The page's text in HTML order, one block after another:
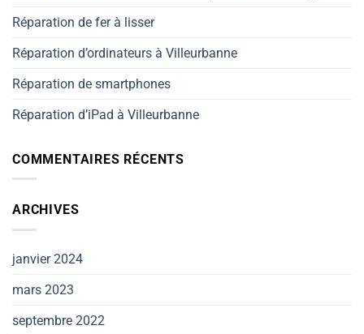
Réparation de fer à lisser
Réparation d’ordinateurs à Villeurbanne
Réparation de smartphones
Réparation d’iPad à Villeurbanne
COMMENTAIRES RÉCENTS
ARCHIVES
janvier 2024
mars 2023
septembre 2022